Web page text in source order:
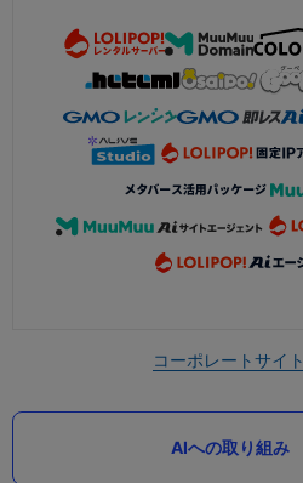
コーポレートサイト
AIへの取り組み